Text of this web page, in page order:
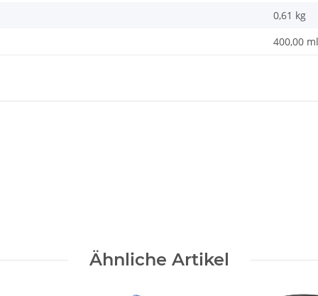
0,61 kg
400,00 ml
Ähnliche Artikel